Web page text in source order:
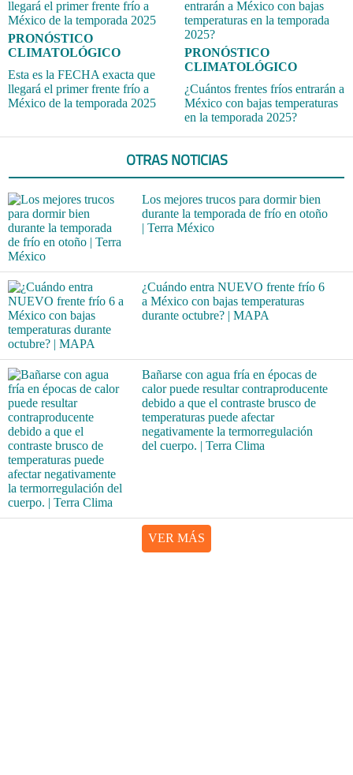
PRONÓSTICO
CLIMATOLÓGICO
Esta es la FECHA exacta que
llegará el primer frente frío a
México de la temporada 2025
PRONÓSTICO
CLIMATOLÓGICO
¿Cuántos frentes fríos entrarán a
México con bajas temperaturas
en la temporada 2025?
OTRAS NOTICIAS
Los mejores trucos para dormir bien
durante la temporada de frío en otoño
| Terra México
¿Cuándo entra NUEVO frente frío 6
a México con bajas temperaturas
durante octubre? | MAPA
Bañarse con agua fría en épocas de
calor puede resultar contraproducente
debido a que el contraste brusco de
temperaturas puede afectar
negativamente la termorregulación
del cuerpo. | Terra Clima
VER MÁS